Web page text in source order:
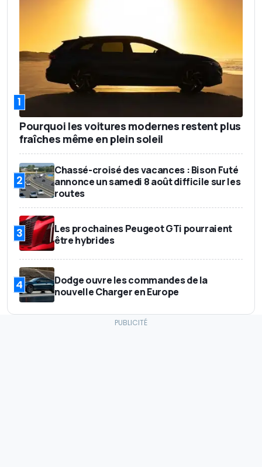
1
Pourquoi les voitures modernes restent plus
fraîches même en plein soleil
2
Chassé-croisé des vacances : Bison Futé
annonce un samedi 8 août difficile sur les
routes
3
Les prochaines Peugeot GTi pourraient
être hybrides
4
Dodge ouvre les commandes de la
nouvelle Charger en Europe